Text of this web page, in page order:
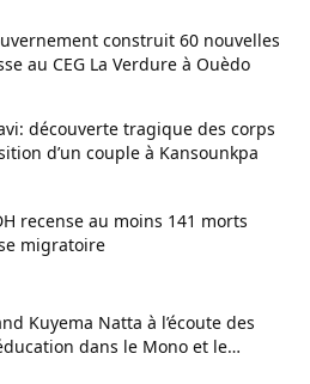
construit 60 nouvelles
au CEG La Verdure à Ouèdo
découverte tragique des corps
d’un couple à Kansounkpa
recense au moins 141 morts
migratoire
Kuyema Natta à l’écoute des
dans le Mono et le